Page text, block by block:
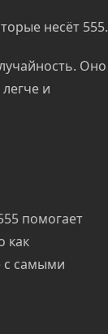
несёт 555.
Оно
и
помогает
как
с самыми